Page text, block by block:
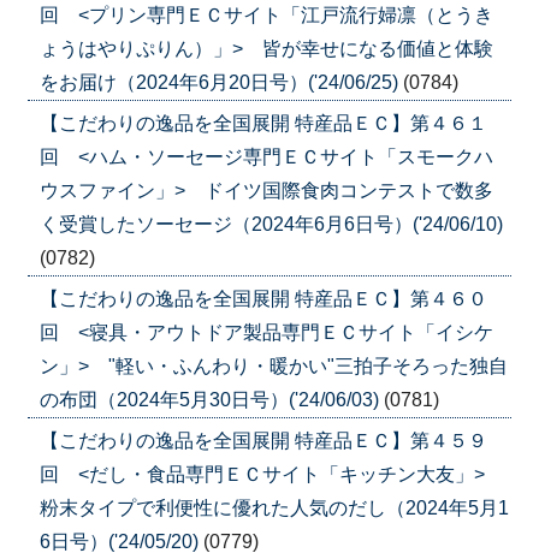
回 <プリン専門ＥＣサイト「江戸流行婦凛（とうき
ょうはやりぷりん）」> 皆が幸せになる価値と体験
をお届け（2024年6月20日号）('24/06/25) (0784)
【こだわりの逸品を全国展開 特産品ＥＣ】第４６１
回 <ハム・ソーセージ専門ＥＣサイト「スモークハ
ウスファイン」> ドイツ国際食肉コンテストで数多
く受賞したソーセージ（2024年6月6日号）('24/06/10)
(0782)
【こだわりの逸品を全国展開 特産品ＥＣ】第４６０
回 <寝具・アウトドア製品専門ＥＣサイト「イシケ
ン」> "軽い・ふんわり・暖かい"三拍子そろった独自
の布団（2024年5月30日号）('24/06/03) (0781)
【こだわりの逸品を全国展開 特産品ＥＣ】第４５９
回 <だし・食品専門ＥＣサイト「キッチン大友」>
粉末タイプで利便性に優れた人気のだし（2024年5月1
6日号）('24/05/20) (0779)